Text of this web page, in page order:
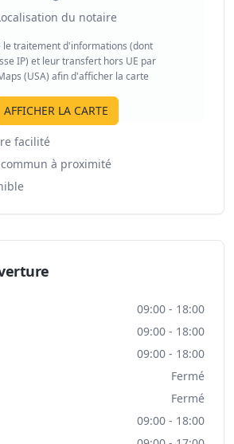
du notaire
le traitement d'informations (dont
IP) et leur transfert hors UE par
(USA) afin d'afficher la carte
AFFICHER LA CARTE
facilité
à proximité
09:00 - 18:00
09:00 - 18:00
09:00 - 18:00
Fermé
Fermé
09:00 - 18:00